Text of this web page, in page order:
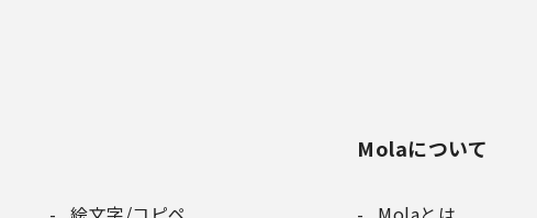
Molaについて